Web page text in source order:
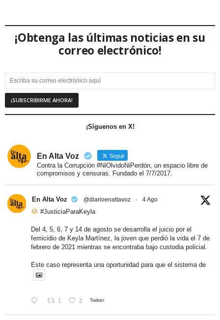
¡Obtenga las últimas noticias en su
correo electrónico!
¡Síguenos en X!
En Alta Voz Seguir
Contra la Corrupción #NiOlvidoNiPerdón, un espacio libre de
compromisos y censuras. Fundado el 7/7/2017.
En Alta Voz @diarioenaltavoz · 4 Ago
#JusticiaParaKeyla
Del 4, 5, 6, 7 y 14 de agosto se desarrolla el juicio por el
femicidio de Keyla Martínez, la joven que perdió la vida el 7 de
febrero de 2021 mientras se encontraba bajo custodia policial.
Este caso representa una oportunidad para que el sistema de
1 2 Twitter